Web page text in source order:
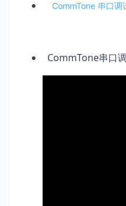
CommTone 串口调
CommTone串口